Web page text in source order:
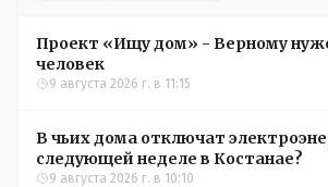
Проект «Ищу дом» - Верному
человек
9 августа 2026 г. в 11:15
В чьих дома отключат
следующей неделе в Костанае?
9 августа 2026 г. в 10:10